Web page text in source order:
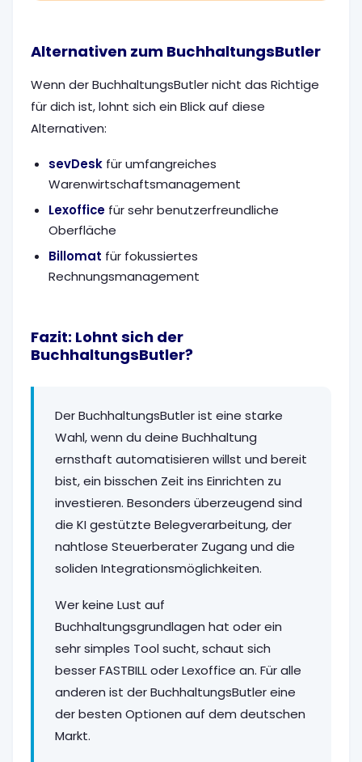
Alternativen zum BuchhaltungsButler
Wenn der BuchhaltungsButler nicht das Richtige
für dich ist, lohnt sich ein Blick auf diese
Alternativen:
sevDesk für umfangreiches
Warenwirtschaftsmanagement
Lexoffice für sehr benutzerfreundliche
Oberfläche
Billomat für fokussiertes
Rechnungsmanagement
Fazit: Lohnt sich der
BuchhaltungsButler?
Der BuchhaltungsButler ist eine starke
Wahl, wenn du deine Buchhaltung
ernsthaft automatisieren willst und bereit
bist, ein bisschen Zeit ins Einrichten zu
investieren. Besonders überzeugend sind
die KI gestützte Belegverarbeitung, der
nahtlose Steuerberater Zugang und die
soliden Integrationsmöglichkeiten.
Wer keine Lust auf
Buchhaltungsgrundlagen hat oder ein
sehr simples Tool sucht, schaut sich
besser FASTBILL oder Lexoffice an. Für alle
anderen ist der BuchhaltungsButler eine
der besten Optionen auf dem deutschen
Markt.